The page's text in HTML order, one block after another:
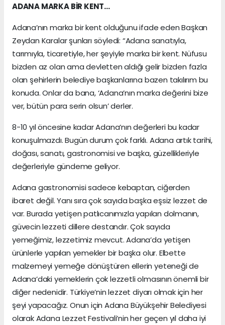
ADANA MARKA BİR KENT…
Adana’nın marka bir kent olduğunu ifade eden Başkan
Zeydan Karalar şunları söyledi: “Adana sanatıyla,
tarımıyla, ticaretiyle, her şeyiyle marka bir kent. Nüfusu
bizden az olan ama devletten aldığı gelir bizden fazla
olan şehirlerin belediye başkanlarına bazen takılırım bu
konuda. Onlar da bana, ‘Adana’nın marka değerini bize
ver, bütün para serin olsun’ derler.
8-10 yıl öncesine kadar Adana’nın değerleri bu kadar
konuşulmazdı. Bugün durum çok farklı. Adana artık tarihi,
doğası, sanatı, gastronomisi ve başka, güzellikleriyle
değerleriyle gündeme geliyor.
Adana gastronomisi sadece kebaptan, ciğerden
ibaret değil. Yanı sıra çok sayıda başka eşsiz lezzet de
var. Burada yetişen patlıcanımızla yapılan dolmanın,
güvecin lezzeti dillere destandır. Çok sayıda
yemeğimiz, lezzetimiz mevcut. Adana’da yetişen
ürünlerle yapılan yemekler bir başka olur. Elbette
malzemeyi yemeğe dönüştüren ellerin yeteneği de
Adana’daki yemeklerin çok lezzetli olmasının önemli bir
diğer nedenidir. Türkiye’nin lezzet diyarı olmak için her
şeyi yapacağız. Onun için Adana Büyükşehir Belediyesi
olarak Adana Lezzet Festivali’nin her geçen yıl daha iyi